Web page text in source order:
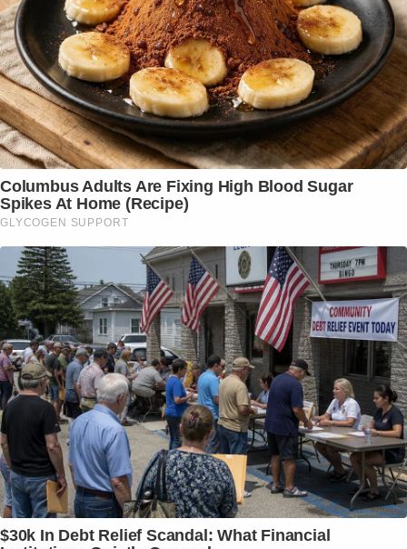
Columbus Adults Are Fixing High Blood Sugar
Spikes At Home (Recipe)
GLYCOGEN SUPPORT
$30k In Debt Relief Scandal: What Financial